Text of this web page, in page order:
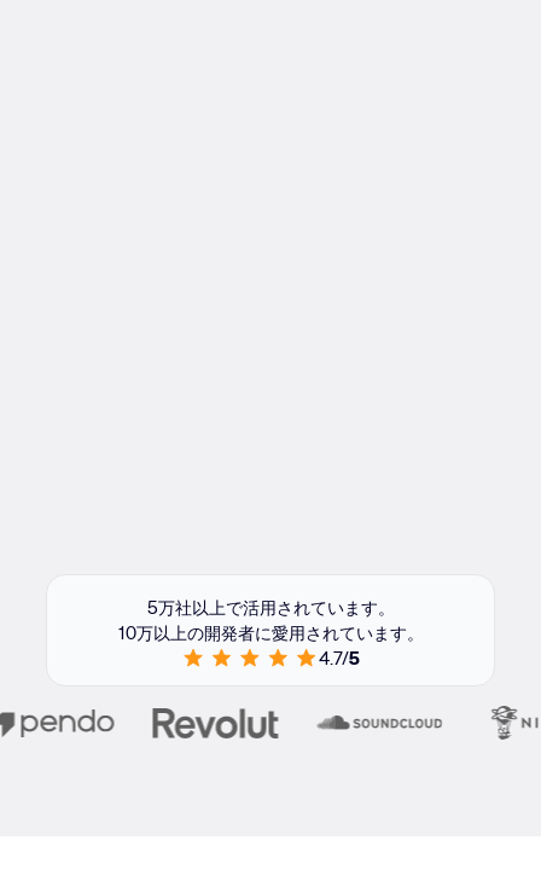
5万社以上で活用されています。
10万以上の開発者に愛用されています。
4.7/5